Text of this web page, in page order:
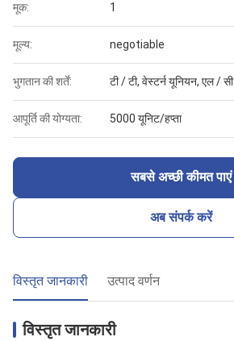
मूक: 1
मूल्य: negotiable
भुगतान की शर्तें: टी / टी, वेस्टर्न यूनियन, एल / सी
आपूर्ति की योग्यता: 5000 यूनिट/हप्ता
सबसे अच्छी कीमत पाएं
अब संपर्क करें
विस्तृत जानकारी उत्पाद वर्णन
विस्तृत जानकारी